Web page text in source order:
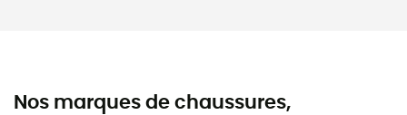
Nos marques de chaussures,